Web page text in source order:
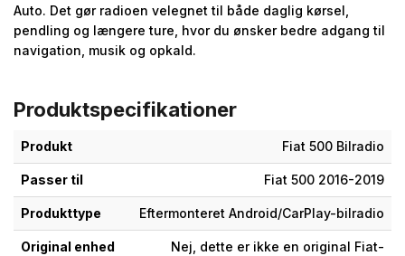
Auto. Det gør radioen velegnet til både daglig kørsel,
pendling og længere ture, hvor du ønsker bedre adgang til
navigation, musik og opkald.
Produktspecifikationer
Produkt Fiat 500 Bilradio
Passer til Fiat 500 2016-2019
Produkttype Eftermonteret Android/CarPlay-bilradio
Original enhed
Nej, dette er ikke en original Fiat-